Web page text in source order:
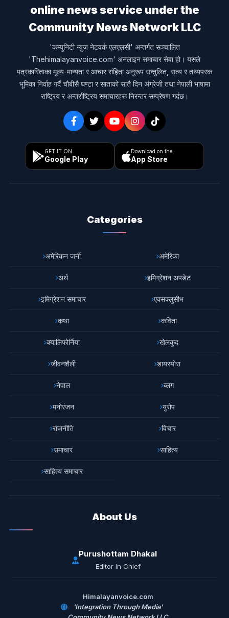
online news service under the
Community News Network LLC
'कम्युनिटी न्युज नेटवर्क एलएलसी' अन्तर्गत सञ्चालित
'Thehimalayanvoice.com' अनलाइन समाचार सेवा हो। यसले
पत्रकारिताका मूल्य-मान्यता र आचार संहिता अनुरूप सन्तुलित, सत्य र तथ्यपरक
भूमिका निर्वाह गर्दै चौबीसै घण्टा र साताको सातै दिन अंग्रेजी तथा नेपाली भाषामा
राष्ट्रिय र अन्तर्राष्ट्रिय समाचारहरू निरन्तर सम्प्रेषण गर्दछ।
GET IT ON
Google Play
Download on the
App Store
Categories
अमेरिकन जर्नी अमेरिका
अर्थ इमिग्रेशन अपडेट
इमिग्रेशन समाचार एक्सक्लुसीभ
कथा कविता
क्यालिफोर्निया खेलकुद
जीवनशैली डायस्पोरा
नेपाल ब्लग
मनोरंजन युरोप
राजनीति विचार
समाचार साहित्य
साहित्य समाचार
About Us
Purushottam Dhakal
Editor In Chief
Himalayanvoice.com
'Integration Through Media'